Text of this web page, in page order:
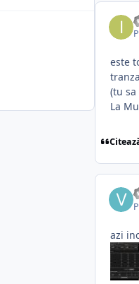
este
(tu
La
azi